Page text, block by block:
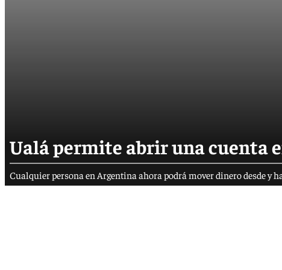
Ualá permite abrir una cuenta
Cualquier persona en Argentina ahora podrá mover dinero desde y